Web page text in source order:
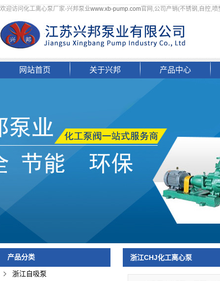
欢迎访问化工离心泵厂家-兴邦泵业www.xb-pump.com官网,公司产销(不锈钢,自控,
网站首页 关于兴邦
资质荣誉
文化理念
企业掠影
联系我们
产品中心
浙江磷胺料浆泵
浙江液下泵
浙江螺杆泵
浙江其他化工泵
浙江阀门
浙江冶金机械
浙江电力机械
产品分类
浙江自吸泵
浙江CHJ化工离心泵